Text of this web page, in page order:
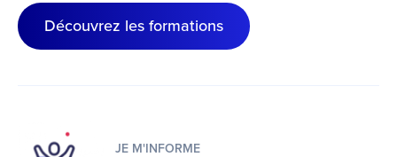
Découvrez les formations
JE M'INFORME